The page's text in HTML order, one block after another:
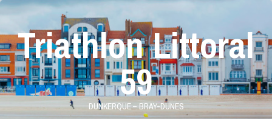
Skip
contentTriathlon Littoral
59
DUNKERQUE – BRAY-DUNES